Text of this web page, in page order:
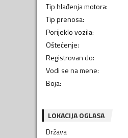
Tip hlađenja motora:
Tip prenosa:
Porijeklo vozila:
Oštećenje:
Registrovan do:
Vodi se na mene:
Boja:
LOKACIJA OGLASA
Država